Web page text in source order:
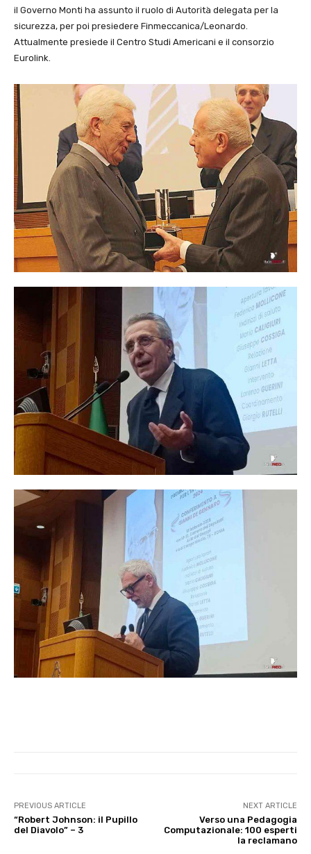
il Governo Monti ha assunto il ruolo di Autorità delegata per la
sicurezza, per poi presiedere Finmeccanica/Leonardo.
Attualmente presiede il Centro Studi Americani e il consorzio
Eurolink.
PREVIOUS ARTICLE
“Robert Johnson: il Pupillo
del Diavolo” – 3
NEXT ARTICLE
Verso una Pedagogia
Computazionale: 100 esperti
la reclamano